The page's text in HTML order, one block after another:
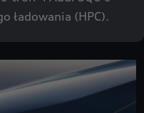
ładowania (HPC).